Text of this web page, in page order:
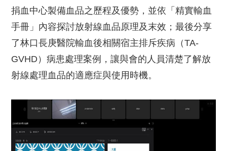
捐血中心製備血品之歷程及優勢，並依「精實輸血
手冊」內容探討放射線血品原理及末效；最後分享
了林口長庚醫院輸血後相關宿主排斥疾病（TA-
GVHD）病患處理案例，讓與會的人員清楚了解放
射線處理血品的適應症與使用時機。